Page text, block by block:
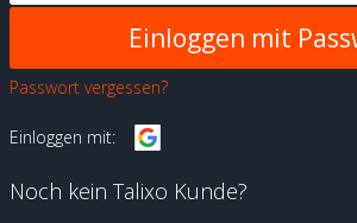
Passwort vergessen?
Einloggen mit:
Noch kein Talixo Kunde?